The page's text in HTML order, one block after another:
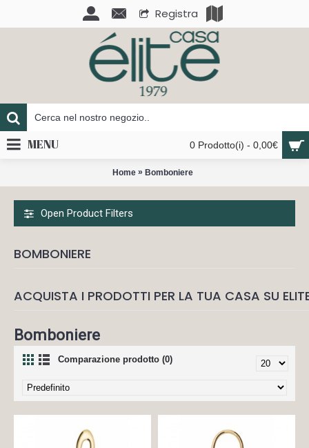
Registra
0 Prodotto(i) - 0,00€
MENU
Home » Bomboniere
Open Product Filters
BOMBONIERE
ACQUISTA I PRODOTTI PER LA TUA CASA SU
Bomboniere
Comparazione prodotto (0)